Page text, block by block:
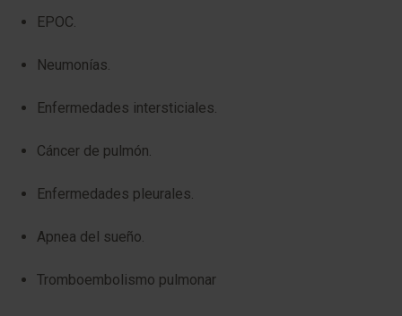
EPOC.
Neumonías.
Enfermedades intersticiales.
Cáncer de pulmón.
Enfermedades pleurales.
Apnea del sueño.
Tromboembolismo pulmonar